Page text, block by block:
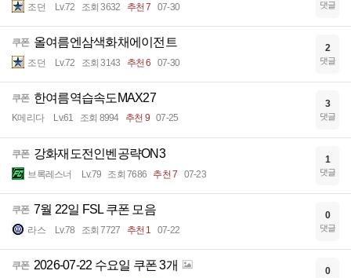
조던 Lv.72 조회 3632 추천 7 07-30 댓글
쿠폰 올여름엔삼색화채에이전트
조던 Lv.72 조회 3143 추천 6 07-30
2
댓글
쿠폰 한여름역습속도MAX27
K메리다 Lv.61 조회 8994 추천 9 07-25
3
댓글
쿠폰 강화재도전인벤공략ON3
브록레스너 Lv.79 조회 7686 추천 7 07-23
1
댓글
쿠폰 7월 22일 FSL 쿠폰 모음
라스 Lv.78 조회 7727 추천 1 07-22
0
댓글
쿠폰 2026-07-22 수요일 쿠폰 3개 0